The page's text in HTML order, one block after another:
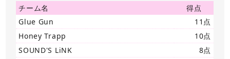
チーム名
得点
Glue Gun
11点
Honey Trapp
10点
SOUND'S LiNK
8点